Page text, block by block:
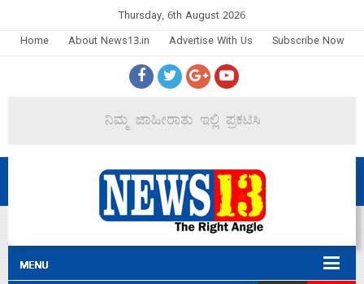
Thursday, 6th August 2026
Home
About News13.in Advertise With Us Subscribe Now